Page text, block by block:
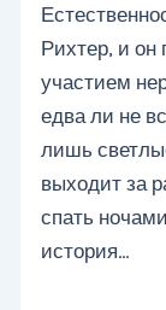
Рихтер, и он
участием
едва ли не
лишь
выходит за
спать
история…